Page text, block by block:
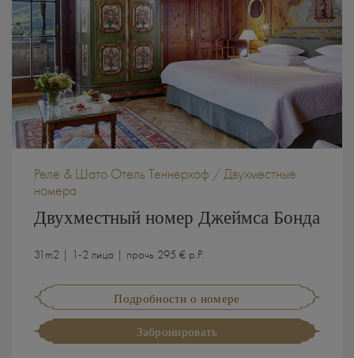
Реле & Шато Отель Теннерхоф / Двухместные
номера
Двухместный номер Джеймса Бонда
31m2 | 1-2 лица | прочь 295 € p.P.
Подробности о номере
Забронировать